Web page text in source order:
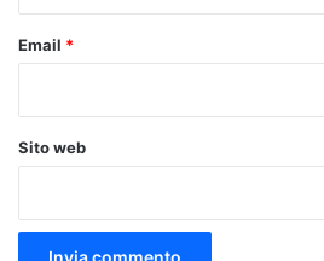
Email *
Sito web